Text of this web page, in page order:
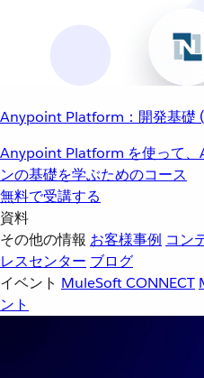
Anypoint Platform：開発基礎
Anypoint Platform を使って、
ンの基礎を学ぶためのコース
無料で受講する
資料
その他の情報 お客様事例 コン
レスセンター ブログ
イベント MuleSoft CONNECT
ント